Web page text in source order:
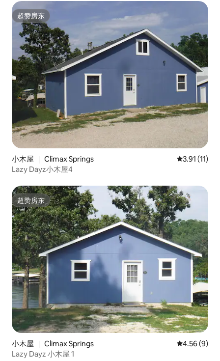
超赞房东
超赞房东
小木屋 ｜ Climax Springs 平均评分
3.91 (11)
Lazy Dayz小木屋4
超赞房东
超赞房东
小木屋 ｜ Climax Springs 平均评分
4.56 (9)
Lazy Dayz 小木屋 1